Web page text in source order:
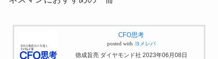
CFO思考
posted with ヨメレバ
徳成旨亮 ダイヤモンド社 2023年06月08日